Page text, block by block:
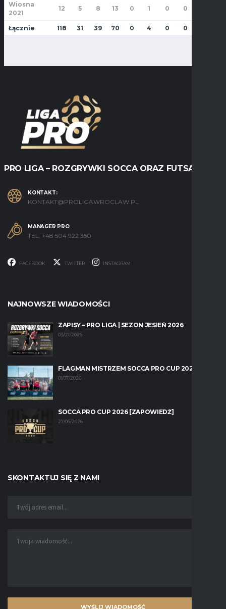
Wiosna
2021
12 5 8 13 0 1 0 0
Łącznie 118 31 39 70 0 4 0 0
PRO LIGA – ROZGRYWKI SOCCA ORAZ FUTSALU
KONTAKT:
KONTAKT@PROLIGAWROCLAW.PL
MANAGER PRO
TEL. +48 504 922 350
FACEBOOK TWITTER INSTAGRAM
NAJNOWSZE WIADOMOŚCI
ZAPISY – PRO LIGA | SEZON JESIEŃ 2026
03/07/2026
FLAGMAN MISTRZEM SOCCA PRO CUP 2026!
01/07/2026
SOCCA PRO CUP 2026 [ZAPOWIEDŹ]
27/06/2026
SKONTAKTUJ SIĘ Z NAMI